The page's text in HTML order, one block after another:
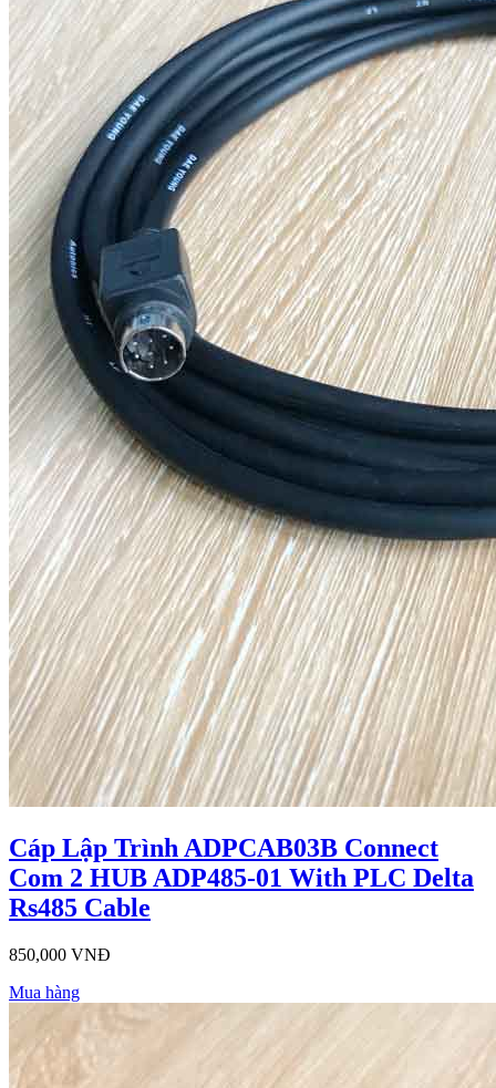
Cáp Lập Trình ADPCAB03B Connect
Com 2 HUB ADP485-01 With PLC Delta
Rs485 Cable
850,000 VNĐ
Mua hàng